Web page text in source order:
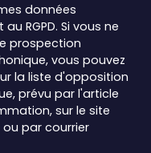
données
RGPD. Si vous ne
prospection
vous pouvez
la liste d'opposition
prévu par l'article
sur le site
par courrier